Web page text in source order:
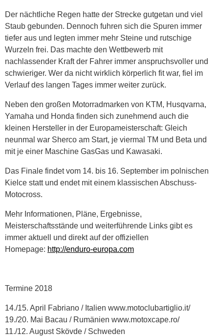
Der nächtliche Regen hatte der Strecke gutgetan und viel
Staub gebunden. Dennoch fuhren sich die Spuren immer
tiefer aus und legten immer mehr Steine und rutschige
Wurzeln frei. Das machte den Wettbewerb mit
nachlassender Kraft der Fahrer immer anspruchsvoller und
schwieriger. Wer da nicht wirklich körperlich fit war, fiel im
Verlauf des langen Tages immer weiter zurück.
Neben den großen Motorradmarken von KTM, Husqvarna,
Yamaha und Honda finden sich zunehmend auch die
kleinen Hersteller in der Europameisterschaft: Gleich
neunmal war Sherco am Start, je viermal TM und Beta und
mit je einer Maschine GasGas und Kawasaki.
Das Finale findet vom 14. bis 16. September im polnischen
Kielce statt und endet mit einem klassischen Abschuss-
Motocross.
Mehr Informationen, Pläne, Ergebnisse,
Meisterschaftsstände und weiterführende Links gibt es
immer aktuell und direkt auf der offiziellen
Homepage: http://enduro-europa.com
Termine 2018
14./15. April Fabriano / Italien www.motoclubartiglio.it/
19./20. Mai Bacau / Rumänien www.motoxcape.ro/
11./12. August Skövde / Schweden